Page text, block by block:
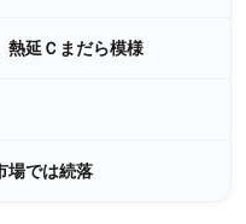
熱延Ｃまだら模様
場では続落